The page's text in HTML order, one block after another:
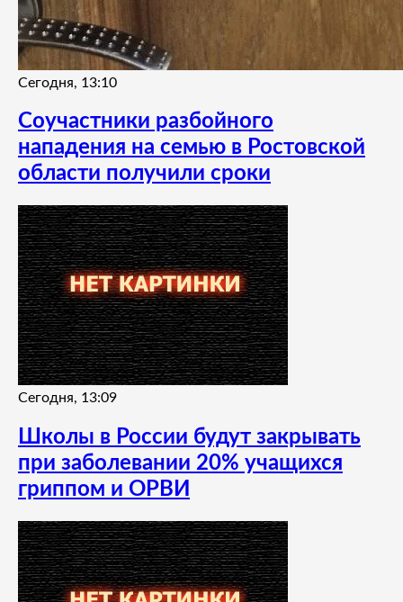
Сегодня, 13:10
Соучастники разбойного
нападения на семью в Ростовской
области получили сроки
Сегодня, 13:09
Школы в России будут закрывать
при заболевании 20% учащихся
гриппом и ОРВИ